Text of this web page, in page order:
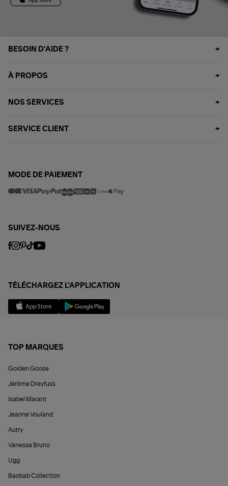
BESOIN D'AIDE ?
À PROPOS
NOS SERVICES
SERVICE CLIENT
MODE DE PAIEMENT
SUIVEZ-NOUS
TÉLÉCHARGEZ L'APPLICATION
TOP MARQUES
Golden Goose
Jérôme Dreyfuss
Isabel Marant
Jeanne Vouland
Autry
Vanessa Bruno
Ugg
Baobab Collection